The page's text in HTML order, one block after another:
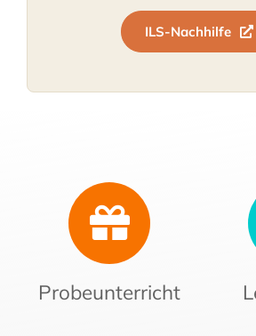
ILS-Nachhilfe
Probeunterricht